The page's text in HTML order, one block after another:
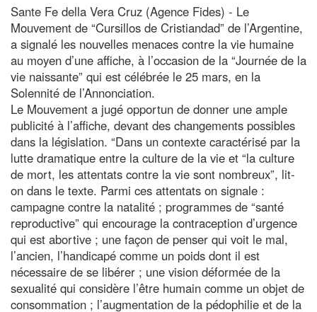
Sante Fe della Vera Cruz (Agence Fides) - Le
Mouvement de “Cursillos de Cristiandad” de l’Argentine,
a signalé les nouvelles menaces contre la vie humaine
au moyen d’une affiche, à l’occasion de la “Journée de la
vie naissante” qui est célébrée le 25 mars, en la
Solennité de l’Annonciation.
Le Mouvement a jugé opportun de donner une ample
publicité à l’affiche, devant des changements possibles
dans la législation. “Dans un contexte caractérisé par la
lutte dramatique entre la culture de la vie et “la culture
de mort, les attentats contre la vie sont nombreux”, lit-
on dans le texte. Parmi ces attentats on signale :
campagne contre la natalité ; programmes de “santé
reproductive” qui encourage la contraception d’urgence
qui est abortive ; une façon de penser qui voit le mal,
l’ancien, l’handicapé comme un poids dont il est
nécessaire de se libérer ; une vision déformée de la
sexualité qui considère l’être humain comme un objet de
consommation ; l’augmentation de la pédophilie et de la